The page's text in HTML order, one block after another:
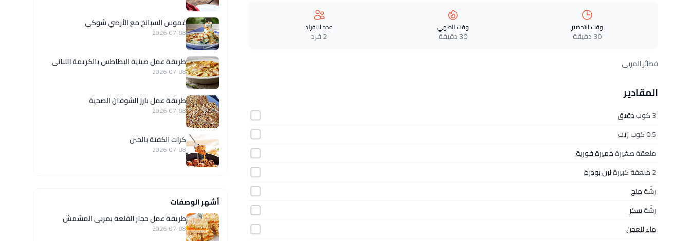
وقت التحضير
30 دقيقة
وقت الطهي
30 دقيقة
عدد الافراد
2 فرد
فطائر المربى
المقادير
3 كوب
دقيق
0.5 كوب
زيت
ملعقة صغيرةخميرة فورية.
2 ملعقة كبيرة
لبن بودرة
رشّةملح
رشّةسكر
ماء للعجن
غموس السبانخ مع الأرضي شوكي
2026-07-08
طريقة عمل صينية البطاطس بالكريمة اللبانى
2026-07-08
طريقة عمل بارز الشوفان الصحية
2026-07-08
كرات الكفتة بالجبن
2026-07-08
أشهر الوصفات
طريقة عمل حجار القلعة بمربى المشمش
2026-07-08